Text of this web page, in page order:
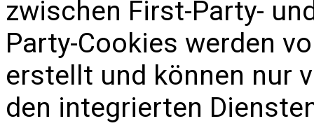
zwischen First-Party-
Party-Cookies werden
erstellt und können nur
den integrierten